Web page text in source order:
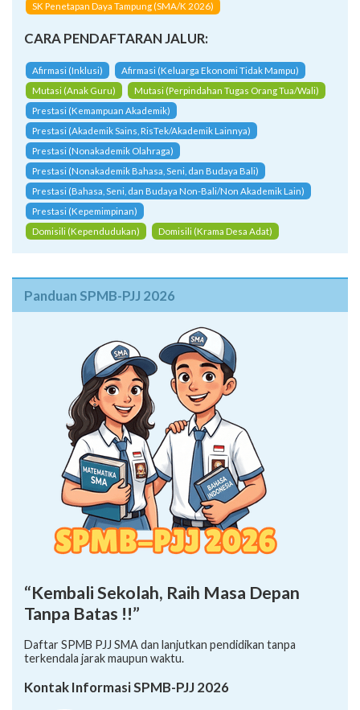
SK Penetapan Daya Tampung (SMA/K 2026)
CARA PENDAFTARAN JALUR:
Afirmasi (Inklusi)
Afirmasi (Keluarga Ekonomi Tidak Mampu)
Mutasi (Anak Guru)
Mutasi (Perpindahan Tugas Orang Tua/Wali)
Prestasi (Kemampuan Akademik)
Prestasi (Akademik Sains, RisTek/Akademik Lainnya)
Prestasi (Nonakademik Olahraga)
Prestasi (Nonakademik Bahasa, Seni, dan Budaya Bali)
Prestasi (Bahasa, Seni, dan Budaya Non-Bali/Non Akademik Lain)
Prestasi (Kepemimpinan)
Domisili (Kependudukan)
Domisili (Krama Desa Adat)
Panduan SPMB-PJJ 2026
“Kembali Sekolah, Raih Masa Depan
Tanpa Batas !!”
Daftar SPMB PJJ SMA dan lanjutkan pendidikan tanpa
terkendala jarak maupun waktu.
Kontak Informasi SPMB-PJJ 2026